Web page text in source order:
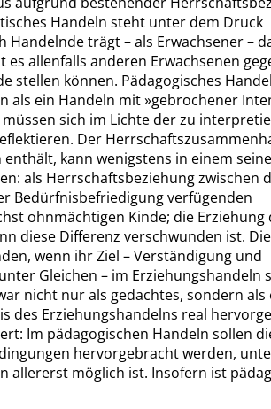
Handeln steht unter dem Druck
trägt – als Erwachsener –
es allenfalls anderen Erwachsenen
stellen können. Pädagogisches
als ein Handeln mit»gebrochener
sich im Lichte der zu
Der
kann wenigstens in einem
als Herrschaftsbeziehung zwischen
Bedürfnisbefriedigung verfügenden
ohnmächtigen Kinde; die Erziehung
diese Differenz verschwunden ist.
wenn ihr Ziel – Verständigung und
Gleichen – im Erziehungshandeln
nicht nur als gedachtes, sondern als
des Erziehungshandelns real
Im pädagogischen Handeln sollen
hervorgebracht werden,
allererst möglich ist. Insofern ist